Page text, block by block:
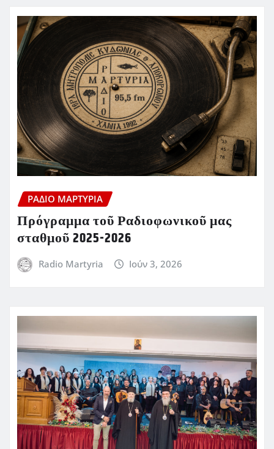
ΡΆΔΙΟ ΜΑΡΤΥΡΊΑ
Πρόγραμμα τοῦ Ραδιοφωνικοῦ μας
σταθμοῦ 2025-2026
Radio Martyria Ιούν 3, 2026